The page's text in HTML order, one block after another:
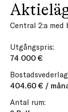
Central 2:a med
Utgångspris:
74 000 €
404.60 € /
Antal rum: